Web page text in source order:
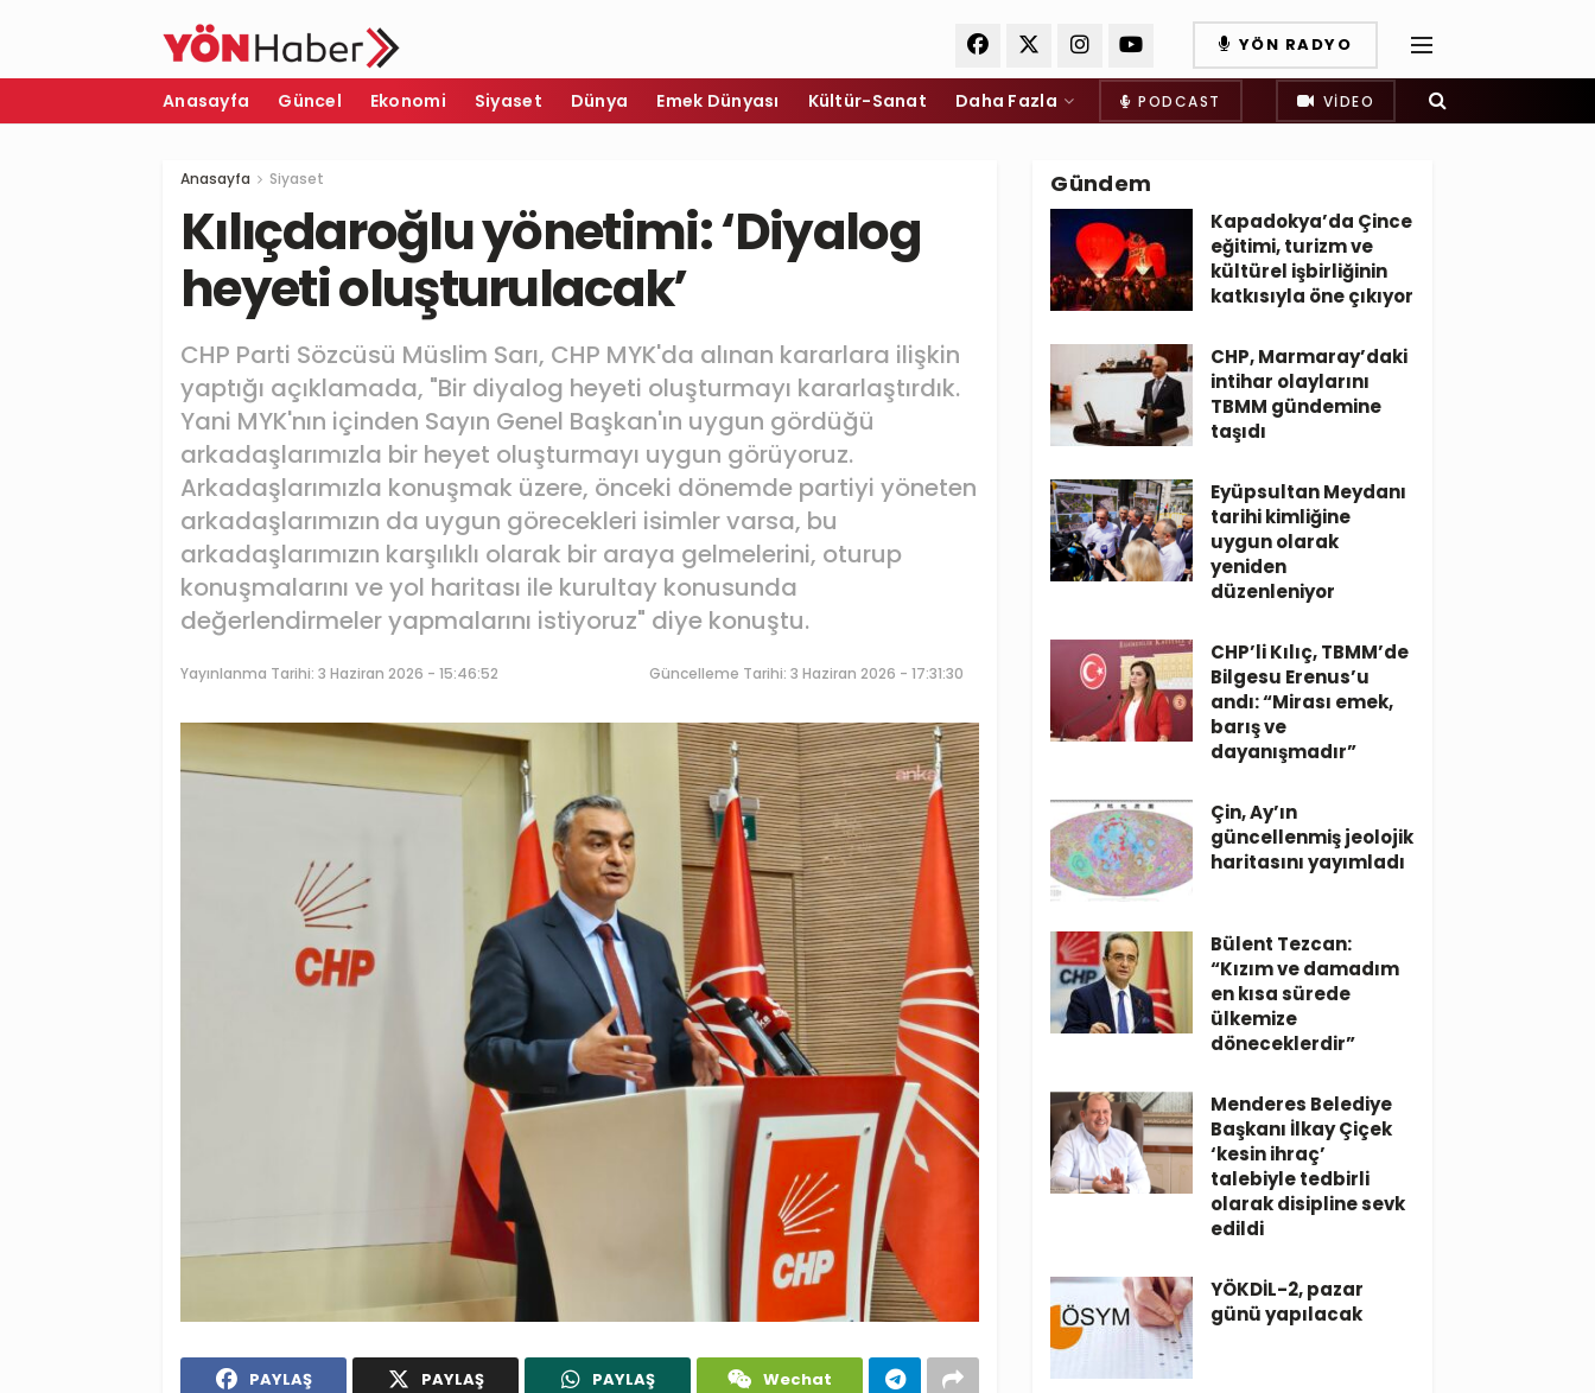
YÖN RADYO
Anasayfa Güncel Ekonomi Siyaset Dünya Emek Dünyası Kültür-Sanat Daha Fazla PODCAST VIDEO
Anasayfa Siyaset
Kılıçdaroğlu yönetimi: ‘Diyalog
heyeti oluşturulacak’
CHP Parti Sözcüsü Müslim Sarı, CHP MYK'da alınan kararlara ilişkin
yaptığı açıklamada, "Bir diyalog heyeti oluşturmayı kararlaştırdık.
Yani MYK'nın içinden Sayın Genel Başkan'ın uygun gördüğü
arkadaşlarımızla bir heyet oluşturmayı uygun görüyoruz.
Arkadaşlarımızla konuşmak üzere, önceki dönemde partiyi yöneten
arkadaşlarımızın da uygun görecekleri isimler varsa, bu
arkadaşlarımızın karşılıklı olarak bir araya gelmelerini, oturup
konuşmalarını ve yol haritası ile kurultay konusunda
değerlendirmeler yapmalarını istiyoruz" diye konuştu.
Yayınlanma Tarihi: 3 Haziran 2026 - 15:46:52 Güncelleme Tarihi: 3 Haziran 2026 - 17:31:30
PAYLAŞ PAYLAŞ PAYLAŞ Wechat
Gündem
Kapadokya’da Çince
eğitimi, turizm ve
kültürel işbirliğinin
katkısıyla öne çıkıyor
CHP, Marmaray’daki
intihar olaylarını
TBMM gündemine
taşıdı
Eyüpsultan Meydanı
tarihi kimliğine
uygun olarak
yeniden
düzenleniyor
CHP’li Kılıç, TBMM’de
Bilgesu Erenus’u
andı: “Mirası emek,
barış ve
dayanışmadır”
Çin, Ay’ın
güncellenmiş jeolojik
haritasını yayımladı
Bülent Tezcan:
“Kızım ve damadım
en kısa sürede
ülkemize
döneceklerdir”
Menderes Belediye
Başkanı İlkay Çiçek
‘kesin ihraç’
talebiyle tedbirli
olarak disipline sevk
edildi
YÖKDİL-2, pazar
günü yapılacak